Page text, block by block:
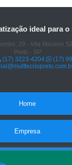
ideal para
29 - Vila Maceno
Preto - SP
(17) 3223-4204
(17)
Home
Empresa